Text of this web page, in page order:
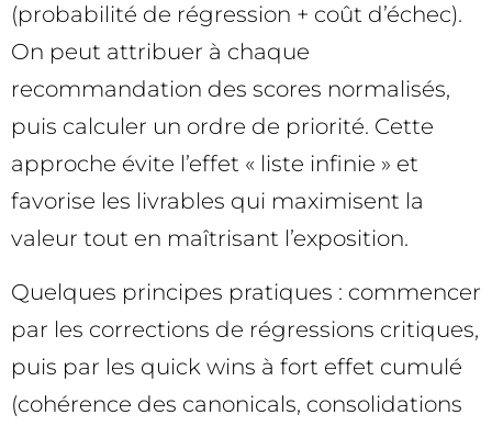
(probabilité de régression + coût d’échec).
On peut attribuer à chaque
recommandation des scores normalisés,
puis calculer un ordre de priorité. Cette
approche évite l’effet « liste infinie » et
favorise les livrables qui maximisent la
valeur tout en maîtrisant l’exposition.
Quelques principes pratiques : commencer
par les corrections de régressions critiques,
puis par les quick wins à fort effet cumulé
(cohérence des canonicals, consolidations